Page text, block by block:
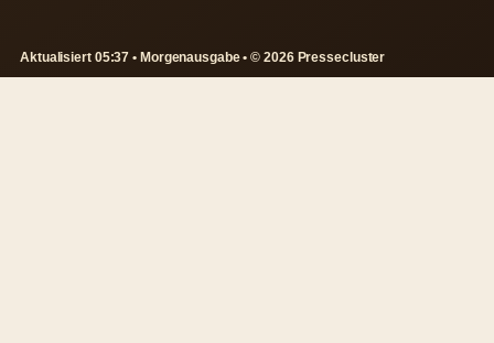
Aktualisiert 05:37 • Morgenausgabe • © 2026 Pressecluster